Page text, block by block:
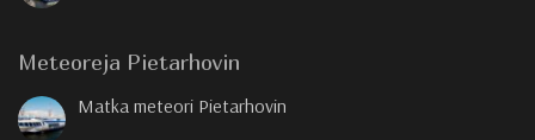
Meteoreja Pietarhovin
Matka meteori Pietarhovin